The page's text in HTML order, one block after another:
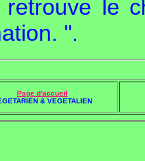
le
".
Page d'accueil
& VEGETALIEN